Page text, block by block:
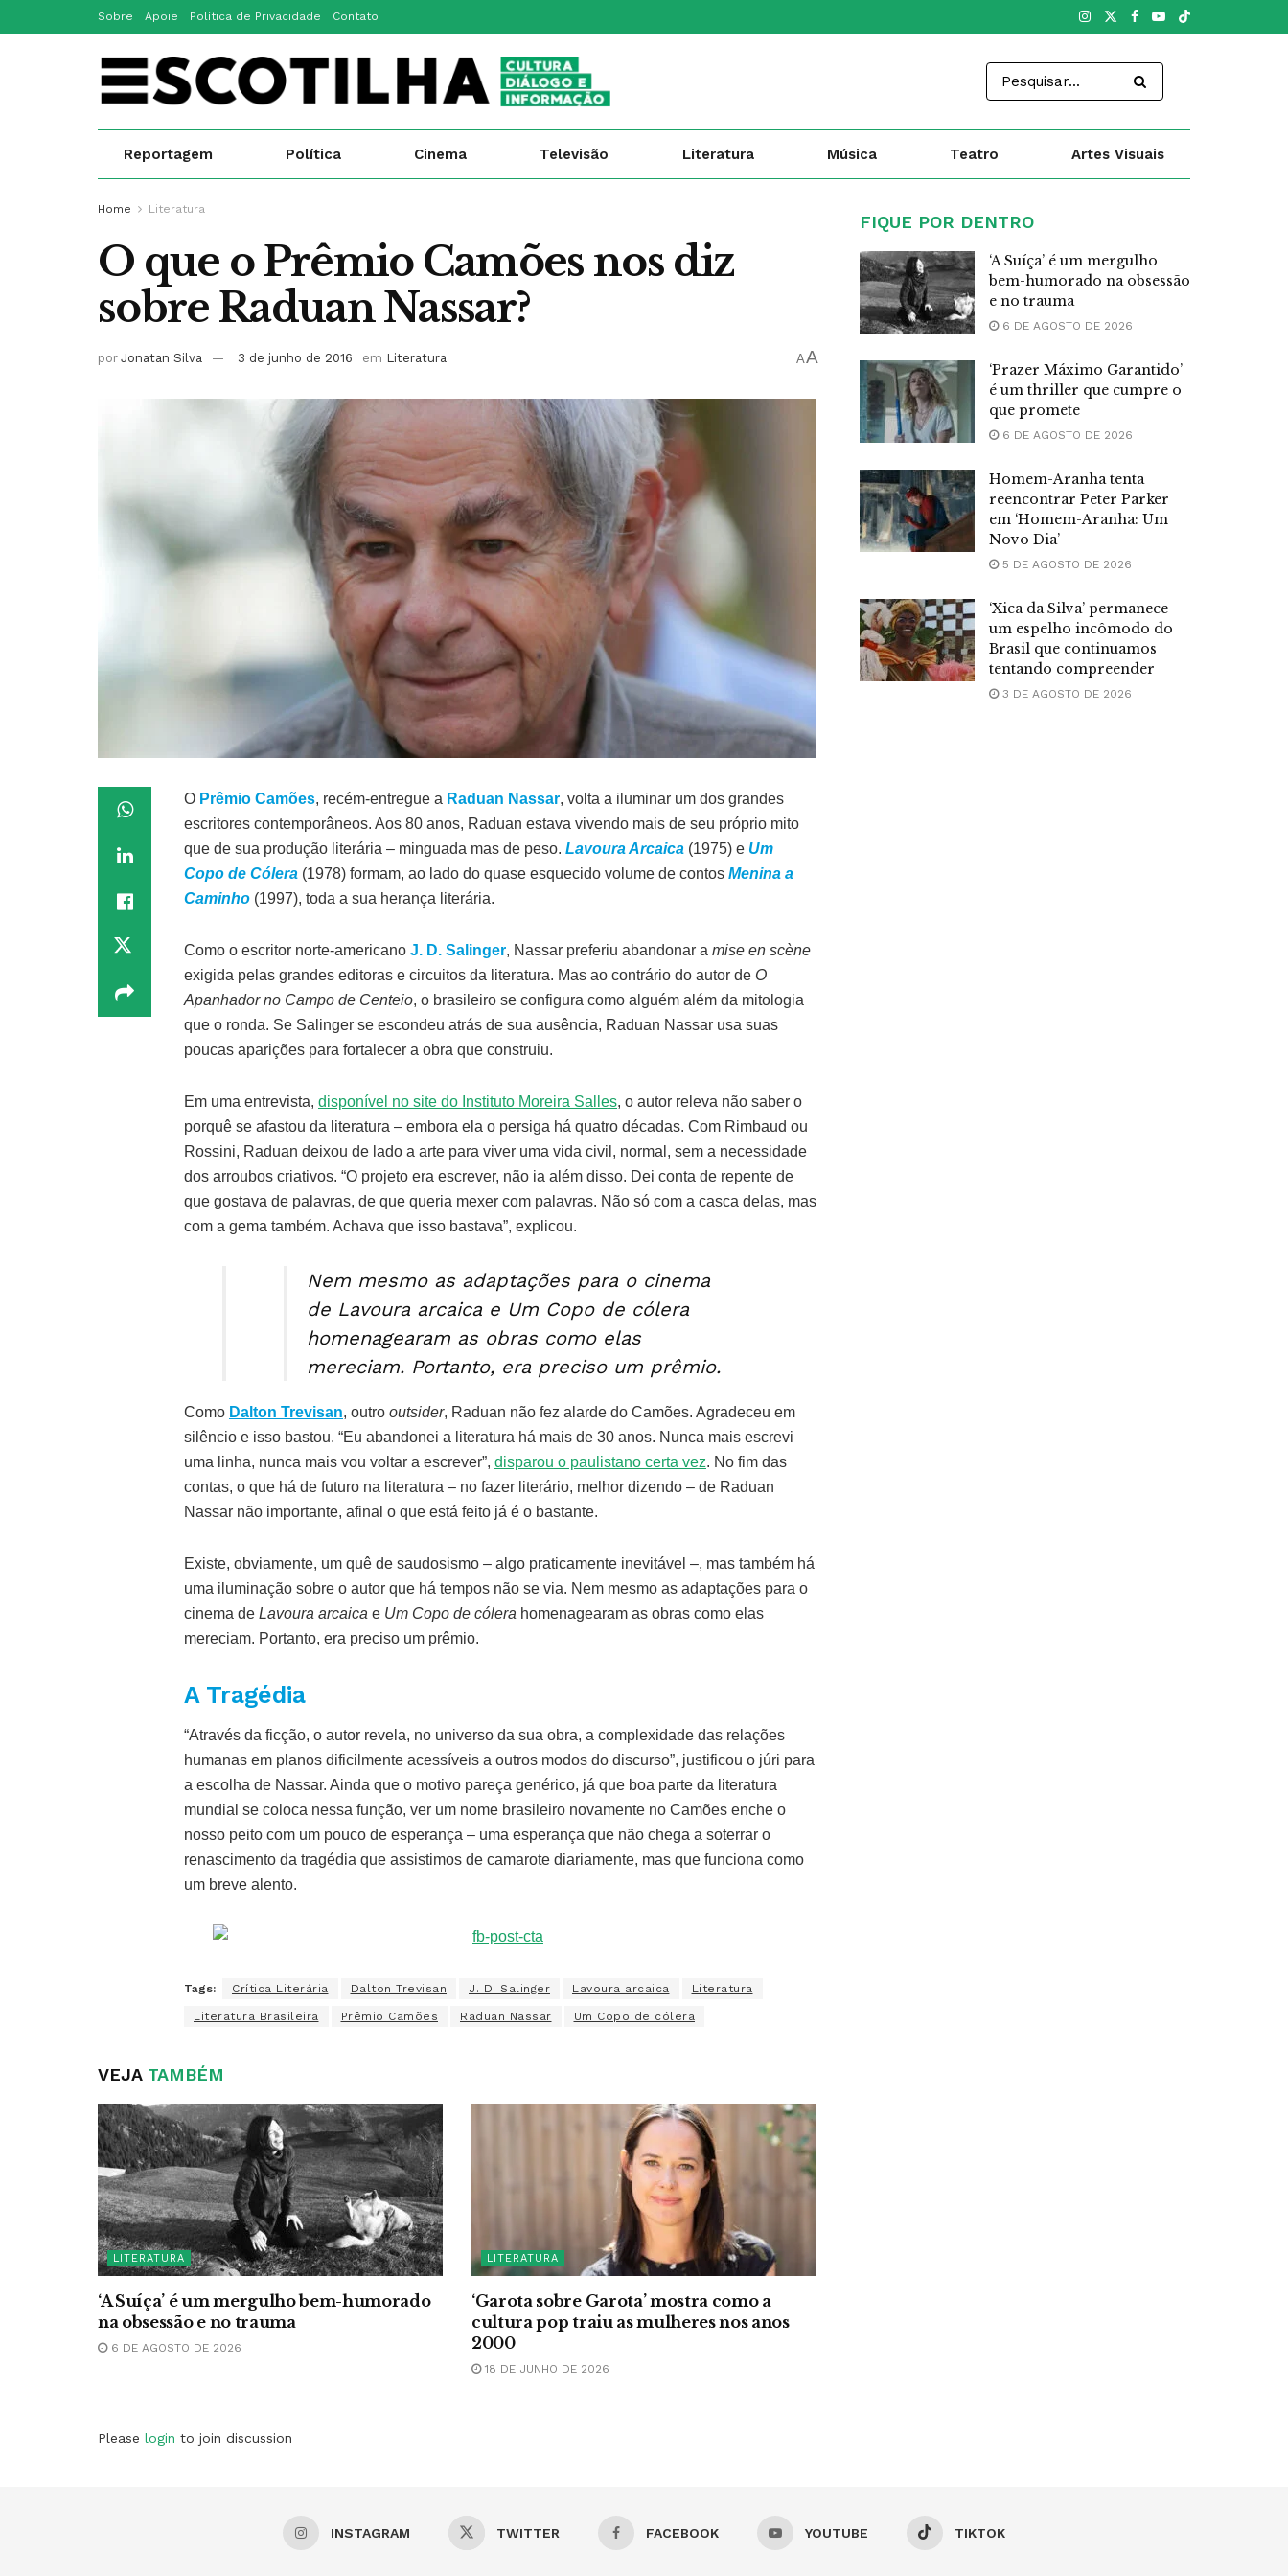
Sobre Apoie Política de Privacidade Contato
Reportagem Política Cinema Televisão Literatura Música Teatro Artes Visuais
Home Literatura
O que o Prêmio Camões nos diz
sobre Raduan Nassar?
por Jonatan Silva 3 de junho de 2016 em Literatura AA
O Prêmio Camões, recém-entregue a Raduan Nassar, volta a iluminar um dos grandes
escritores contemporâneos. Aos 80 anos, Raduan estava vivendo mais de seu próprio mito
que de sua produção literária – minguada mas de peso. Lavoura Arcaica (1975) e Um
Copo de Cólera (1978) formam, ao lado do quase esquecido volume de contos Menina a
Caminho (1997), toda a sua herança literária.
Como o escritor norte-americano J. D. Salinger, Nassar preferiu abandonar a mise en scène
exigida pelas grandes editoras e circuitos da literatura. Mas ao contrário do autor de O
Apanhador no Campo de Centeio, o brasileiro se configura como alguém além da mitologia
que o ronda. Se Salinger se escondeu atrás de sua ausência, Raduan Nassar usa suas
poucas aparições para fortalecer a obra que construiu.
Em uma entrevista, disponível no site do Instituto Moreira Salles, o autor releva não saber o
porquê se afastou da literatura – embora ela o persiga há quatro décadas. Com Rimbaud ou
Rossini, Raduan deixou de lado a arte para viver uma vida civil, normal, sem a necessidade
dos arroubos criativos. “O projeto era escrever, não ia além disso. Dei conta de repente de
que gostava de palavras, de que queria mexer com palavras. Não só com a casca delas, mas
com a gema também. Achava que isso bastava”, explicou.
Nem mesmo as adaptações para o cinema
de Lavoura arcaica e Um Copo de cólera
homenagearam as obras como elas
mereciam. Portanto, era preciso um prêmio.
Como Dalton Trevisan, outro outsider, Raduan não fez alarde do Camões. Agradeceu em
silêncio e isso bastou. “Eu abandonei a literatura há mais de 30 anos. Nunca mais escrevi
uma linha, nunca mais vou voltar a escrever”, disparou o paulistano certa vez. No fim das
contas, o que há de futuro na literatura – no fazer literário, melhor dizendo – de Raduan
Nassar não importante, afinal o que está feito já é o bastante.
Existe, obviamente, um quê de saudosismo – algo praticamente inevitável –, mas também há
uma iluminação sobre o autor que há tempos não se via. Nem mesmo as adaptações para o
cinema de Lavoura arcaica e Um Copo de cólera homenagearam as obras como elas
mereciam. Portanto, era preciso um prêmio.
A Tragédia
“Através da ficção, o autor revela, no universo da sua obra, a complexidade das relações
humanas em planos dificilmente acessíveis a outros modos do discurso”, justificou o júri para
a escolha de Nassar. Ainda que o motivo pareça genérico, já que boa parte da literatura
mundial se coloca nessa função, ver um nome brasileiro novamente no Camões enche o
nosso peito com um pouco de esperança – uma esperança que não chega a soterrar o
renascimento da tragédia que assistimos de camarote diariamente, mas que funciona como
um breve alento.
Tags: Crítica Literária Dalton Trevisan J. D. Salinger Lavoura arcaica Literatura
Literatura Brasileira Prêmio Camões Raduan Nassar Um Copo de cólera
VEJATAMBÉM
LITERATURA
‘A Suíça’ é um mergulho bem-humorado
na obsessão e no trauma
6 DE AGOSTO DE 2026
LITERATURA
‘Garota sobre Garota’ mostra como a
cultura pop traiu as mulheres nos anos
2000
18 DE JUNHO DE 2026
Please login to join discussion
FIQUE POR DENTRO
‘A Suíça’ é um mergulho
bem-humorado na obsessão
e no trauma
6 DE AGOSTO DE 2026
‘Prazer Máximo Garantido’
é um thriller que cumpre o
que promete
6 DE AGOSTO DE 2026
Homem-Aranha tenta
reencontrar Peter Parker
em ‘Homem-Aranha: Um
Novo Dia’
5 DE AGOSTO DE 2026
‘Xica da Silva’ permanece
um espelho incômodo do
Brasil que continuamos
tentando compreender
3 DE AGOSTO DE 2026
INSTAGRAM TWITTER FACEBOOK YOUTUBE TIKTOK